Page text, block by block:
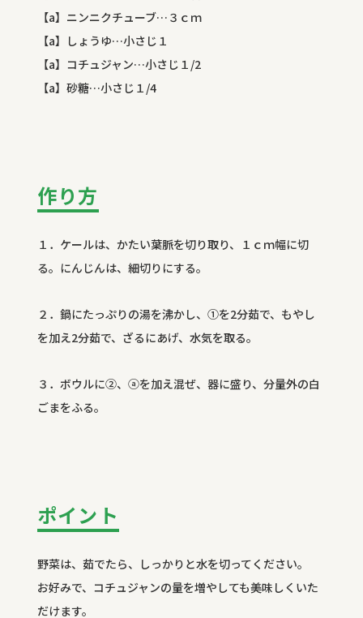
【a】ニンニクチューブ…３ｃｍ
【a】しょうゆ…小さじ１
【a】コチュジャン…小さじ１/2
【a】砂糖…小さじ１/4
作り方
１．ケールは、かたい葉脈を切り取り、１ｃｍ幅に切
る。にんじんは、細切りにする。
２．鍋にたっぷりの湯を沸かし、①を2分茹で、もやし
を加え2分茹で、ざるにあげ、水気を取る。
３．ボウルに②、ⓐを加え混ぜ、器に盛り、分量外の白
ごまをふる。
ポイント
野菜は、茹でたら、しっかりと水を切ってください。
お好みで、コチュジャンの量を増やしても美味しくいた
だけます。